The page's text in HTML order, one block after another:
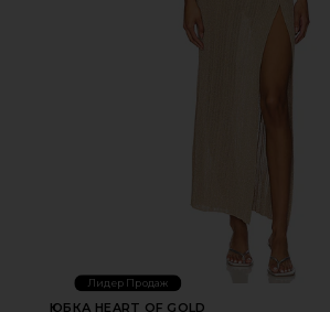
Лидер Продаж
ЮБКА HEART OF GOLD